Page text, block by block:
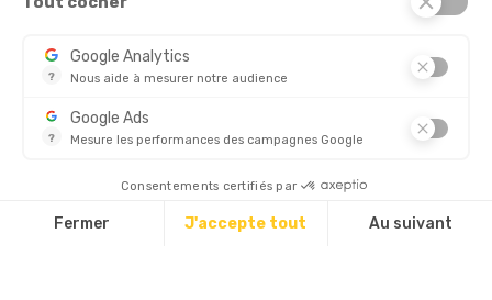
?
Google Analytics
Nous aide à mesurer notre audience
?
Google Ads
Mesure les performances des campagnes Google
Consentements certifiés par
Fermer J'accepte tout Au suivant